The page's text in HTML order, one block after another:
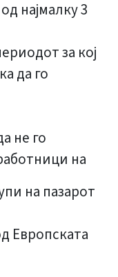
најмалку 3
за кој
да го
не го
на
на пазарот
Европската